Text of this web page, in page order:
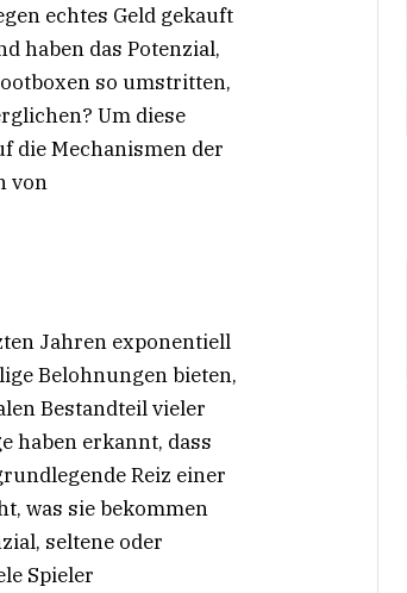
echtes Geld gekauft
haben das Potenzial,
so umstritten,
Um diese
die Mechanismen der
von
Jahren exponentiell
Belohnungen bieten,
Bestandteil vieler
haben erkannt, dass
Reiz einer
was sie bekommen
seltene oder
Spieler